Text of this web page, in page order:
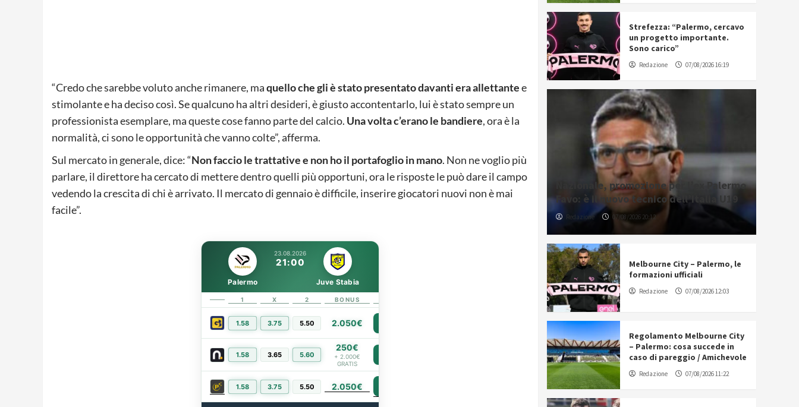
“Credo che sarebbe voluto anche rimanere, maquello che gli è stato presentato davanti era allettantee
stimolante e ha deciso così. Se qualcuno ha altri desideri, è giusto accontentarlo, lui è stato sempre un
professionista esemplare, ma queste cose fanno parte del calcio. Una volta c’erano le bandiere, ora è la
normalità, ci sono le opportunità che vanno colte”, afferma.
Sul mercato in generale, dice: “Non faccio le trattative e non ho il portafoglio in mano. Non ne voglio più
parlare, il direttore ha cercato di mettere dentro quelli più opportuni, ora le risposte le può dare il campo
vedendo la crescita di chi è arrivato. Il mercato di gennaio è difficile, inserire giocatori nuovi non è mai
facile”.
23.08.2026
21:00
Palermo Juve Stabia
1 X 2 BONUS
1.58 3.75 5.50 2.050€
1.58 3.65 5.60
250€
+ 2.000€
GRATIS
1.58 3.75 5.50 2.050€
Strefezza: “Palermo, cercavo
un progetto importante.
Sono carico”
Redazione 07/08/2026 16:19
Nazionale, promozione per l’ex Palermo
Favo: è il nuovo tecnico dell’Italia U19
Redazione 07/08/2026 20:12
Melbourne City – Palermo, le
formazioni ufficiali
Redazione 07/08/2026 12:03
Regolamento Melbourne City
– Palermo: cosa succede in
caso di pareggio / Amichevole
Redazione 07/08/2026 11:22